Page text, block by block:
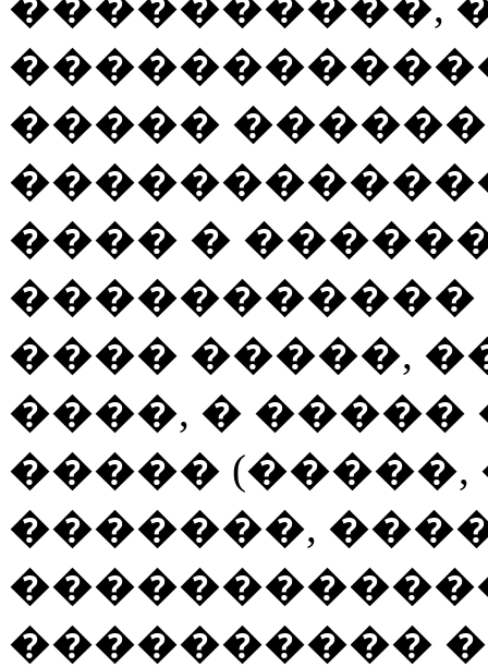
�����
���� �
�����������
���� �����,
����, � �����
����� (�����,
�������,
����������